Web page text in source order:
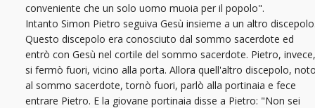
conveniente che un solo uomo muoia per il popolo".
Intanto Simon Pietro seguiva Gesù insieme a un altro
Questo discepolo era conosciuto dal sommo sacerdote ed
entrò con Gesù nel cortile del sommo sacerdote. Pietro, invece,
si fermò fuori, vicino alla porta. Allora quell'altro discepolo,
al sommo sacerdote, tornò fuori, parlò alla portinaia e fece
entrare Pietro. E la giovane portinaia disse a Pietro: "Non sei